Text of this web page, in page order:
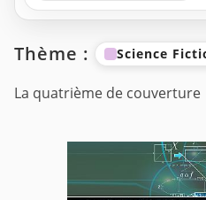
Thème : Science
La quatrième de couverture